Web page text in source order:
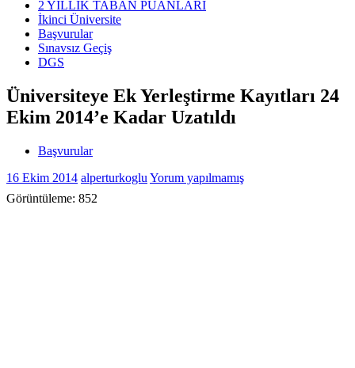
2 YILLIK TABAN PUANLARI
İkinci Üniversite
Başvurular
Sınavsız Geçiş
DGS
Üniversiteye Ek Yerleştirme Kayıtları 24
Ekim 2014’e Kadar Uzatıldı
Başvurular
16 Ekim 2014 alperturkoglu Yorum yapılmamış
Görüntüleme: 852